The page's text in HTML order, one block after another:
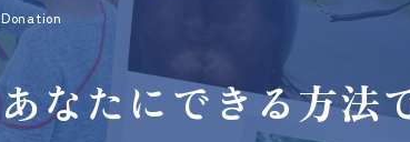
Donation
あなたにできる方法